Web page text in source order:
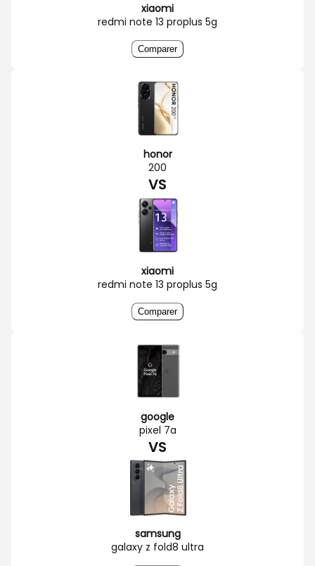
xiaomi
redmi note 13 proplus 5g
Comparer
honor
200
VS
xiaomi
redmi note 13 proplus 5g
Comparer
google
pixel 7a
VS
samsung
galaxy z fold8 ultra